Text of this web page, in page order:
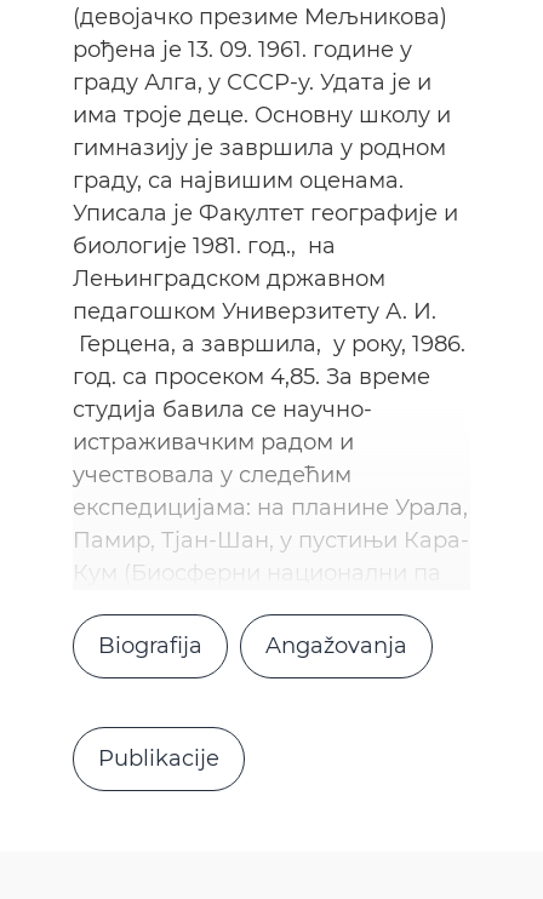
(девојачко презиме Мељникова)
рођена је 13. 09. 1961. године у
граду Алга, у СССР-у. Удата је и
има троје деце. Основну школу и
гимназију је завршила у родном
граду, са највишим оценама.
Уписала је Факултет географије и
биологије 1981. год., на
Лењинградском државном
педагошком Универзитету А. И.
Герцена, а завршила, у року, 1986.
год. са просеком 4,85. За време
студија бавила се научно-
истраживачким радом и
учествовала у следећим
експедицијама: на планине Урала,
Памир, Тјан-Шан, у пустињи Кара-
Кум (Биосферни национални па
Biografija Angažovanja
Publikacije